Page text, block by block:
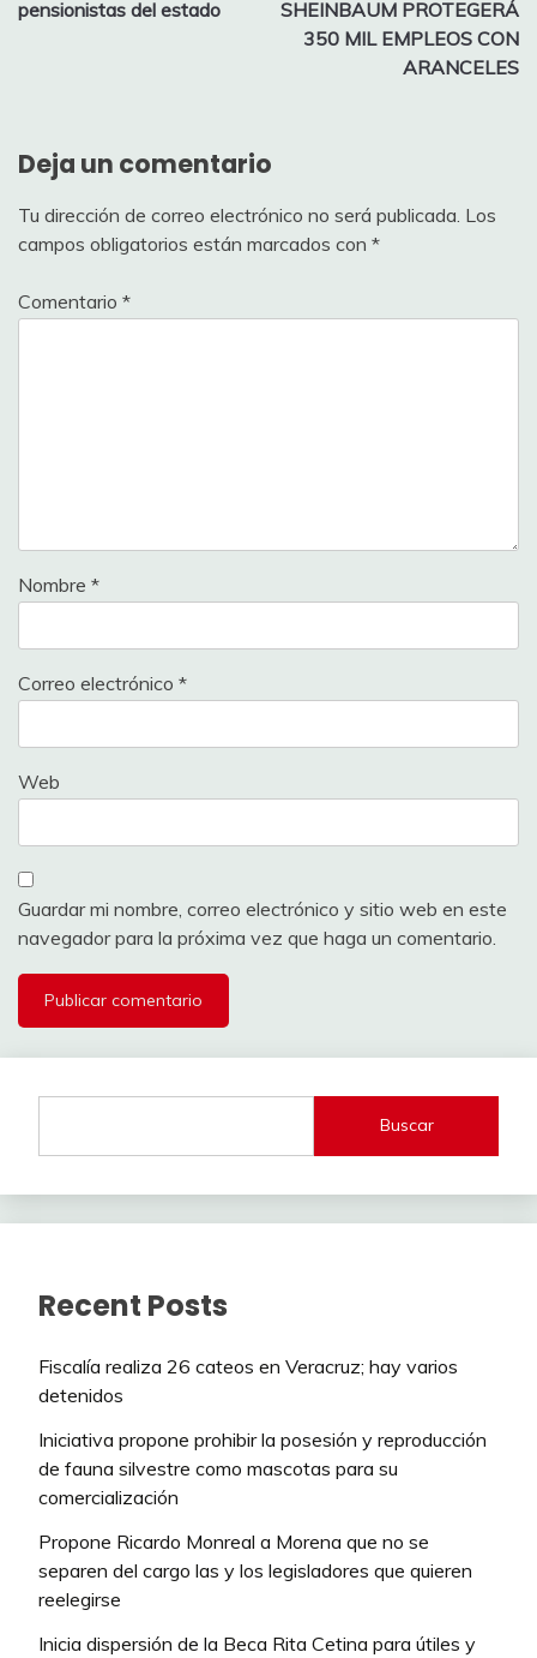
pensionistas del estado
SHEINBAUM PROTEGERÁ
350 MIL EMPLEOS CON
ARANCELES
Deja un comentario
Tu dirección de correo electrónico no será publicada. Los
campos obligatorios están marcados con *
Comentario *
Nombre *
Correo electrónico *
Web
Guardar mi nombre, correo electrónico y sitio web en este
navegador para la próxima vez que haga un comentario.
Buscar
Recent Posts
Fiscalía realiza 26 cateos en Veracruz; hay varios
detenidos
Iniciativa propone prohibir la posesión y reproducción
de fauna silvestre como mascotas para su
comercialización
Propone Ricardo Monreal a Morena que no se
separen del cargo las y los legisladores que quieren
reelegirse
Inicia dispersión de la Beca Rita Cetina para útiles y